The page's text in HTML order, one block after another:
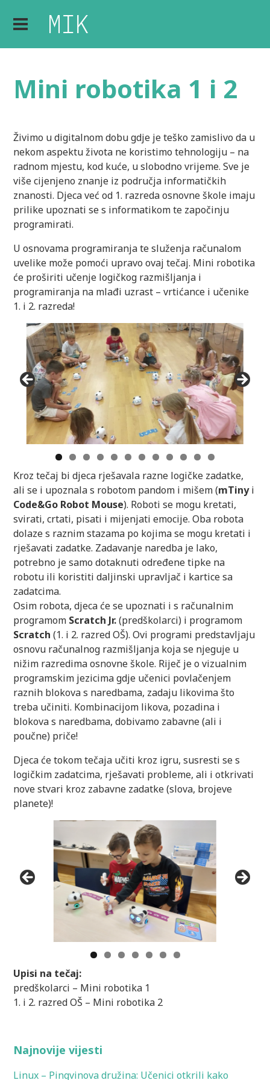
Mini robotika 1 i 2
Živimo u digitalnom dobu gdje je teško zamislivo da u
nekom aspektu života ne koristimo tehnologiju – na
radnom mjestu, kod kuće, u slobodno vrijeme. Sve je
više cijenjeno znanje iz područja informatičkih
znanosti. Djeca već od 1. razreda osnovne škole imaju
prilike upoznati se s informatikom te započinju
programirati.
U osnovama programiranja te služenja računalom
uvelike može pomoći upravo ovaj tečaj. Mini robotika
će proširiti učenje logičkog razmišljanja i
programiranja na mlađi uzrast – vrtićance i učenike
1. i 2. razreda!
Kroz tečaj bi djeca rješavala razne logičke zadatke,
ali se i upoznala s robotom pandom i mišem (mTinyi
Code&Go Robot Mouse). Roboti se mogu kretati,
svirati, crtati, pisati i mijenjati emocije. Oba robota
dolaze s raznim stazama po kojima se mogu kretati i
rješavati zadatke. Zadavanje naredba je lako,
potrebno je samo dotaknuti određene tipke na
robotu ili koristiti daljinski upravljač i kartice sa
zadatcima.
Osim robota, djeca će se upoznati i s računalnim
programom Scratch Jr.(predškolarci) i programom
Scratch (1. i 2. razred OŠ). Ovi programi predstavljaju
osnovu računalnog razmišljanja koja se njeguje u
nižim razredima osnovne škole. Riječ je o vizualnim
programskim jezicima gdje učenici povlačenjem
raznih blokova s naredbama, zadaju likovima što
treba učiniti. Kombinacijom likova, pozadina i
blokova s naredbama, dobivamo zabavne (ali i
poučne) priče!
Djeca će tokom tečaja učiti kroz igru, susresti se s
logičkim zadatcima, rješavati probleme, ali i otkrivati
nove stvari kroz zabavne zadatke (slova, brojeve
planete)!
Upisi na tečaj:
predškolarci – Mini robotika 1
1. i 2. razred OŠ – Mini robotika 2
Najnovije vijesti
Linux – Pingvinova družina: Učenici otkrili kako